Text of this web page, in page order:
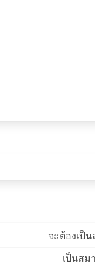
จะต้องเป็
เป็นสม